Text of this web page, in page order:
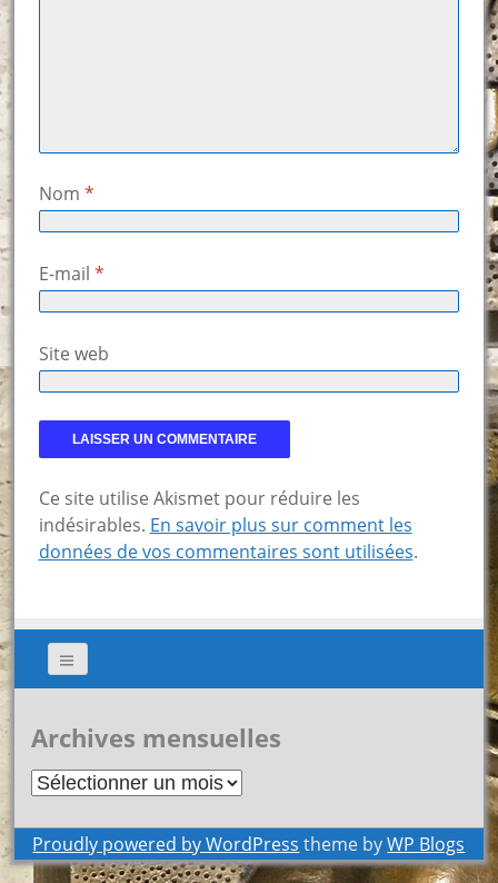
Nom *
E-mail *
Site web
Ce site utilise Akismet pour réduire les
indésirables. En savoir plus sur comment les
données de vos commentaires sont utilisées.
Archives mensuelles
Archives
Proudly powered by WordPress theme byWP Blogs